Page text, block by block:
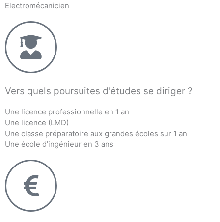
Electromécanicien
Vers quels poursuites d'études se diriger ?
Une licence professionnelle en 1 an
Une licence (LMD)
Une classe préparatoire aux grandes écoles sur 1 an
Une école d’ingénieur en 3 ans